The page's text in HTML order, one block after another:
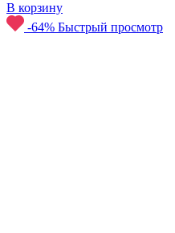
В корзину
-64% Быстрый просмотр